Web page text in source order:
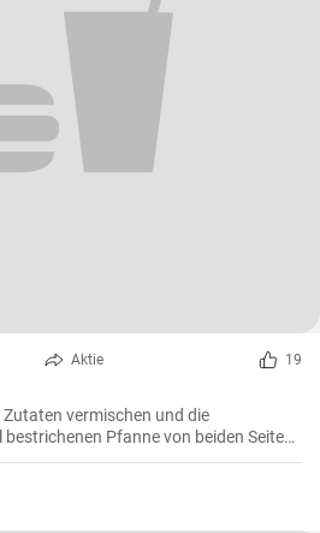
Aktie 19
vermischen und die
Pfanne von beiden Seiten